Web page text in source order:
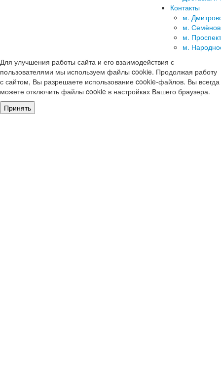
Контакты
м.
м.
м.
м.
Для улучшения работы сайта и его взаимодействия с
пользователями мы используем файлы cookie. Продолжая работу
с сайтом, Вы разрешаете использование cookie-файлов. Вы всегда
можете отключить файлы cookie в настройках Вашего браузера.
Принять